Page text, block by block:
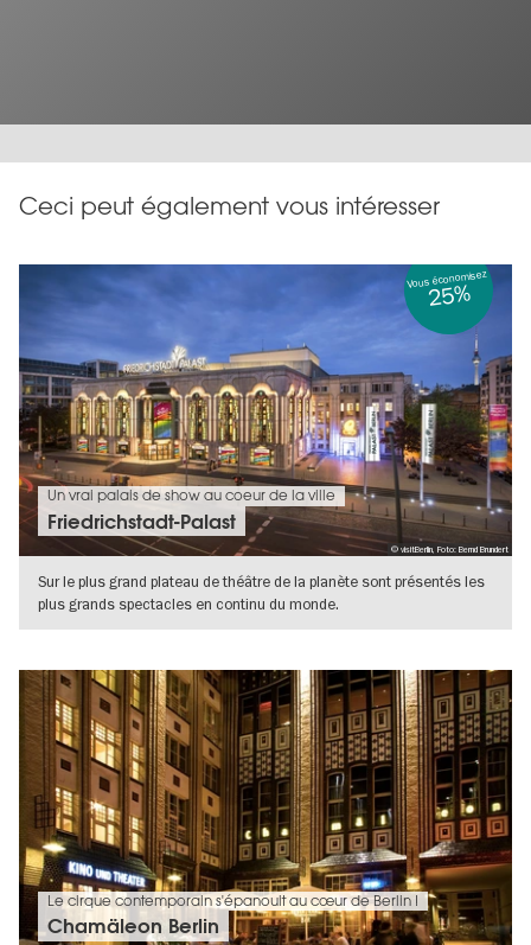
Ceci peut également vous intéresser
© visitBerlin, Foto: Bernd Brundert
Un vrai palais de show au coeur de la ville
Friedrichstadt-Palast
Vous économisez
25%
Sur le plus grand plateau de théâtre de la planète sont présentés les
plus grands spectacles en continu du monde.
Le cirque contemporain s'épanouit au cœur de Berlin !
Chamäleon Berlin